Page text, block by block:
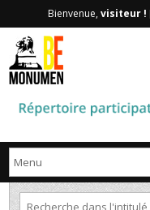
Bienvenue,visiteur !